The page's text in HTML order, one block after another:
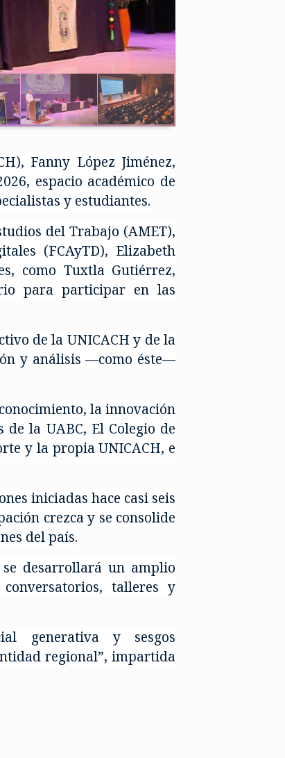
Fanny López Jiménez,
espacio académico de
y estudiantes.
del Trabajo (AMET),
(FCAyTD), Elizabeth
como Tuxtla Gutiérrez,
para participar en las
de la UNICACH y de la
y análisis —como éste—
la innovación
la UABC, El Colegio de
y la propia UNICACH, e
iniciadas hace casi seis
crezca y se consolide
del país.
desarrollará un amplio
talleres y
generativa y sesgos
regional”, impartida